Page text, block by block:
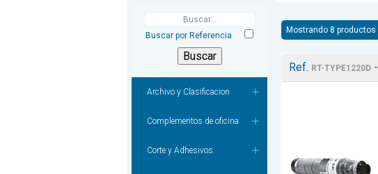
Buscar por Referencia
Archivo y Clasificacion
Complementos de oficina
Corte y Adhesivos
Mostrando 8 productos
Ref. RT-TYPE1220D -